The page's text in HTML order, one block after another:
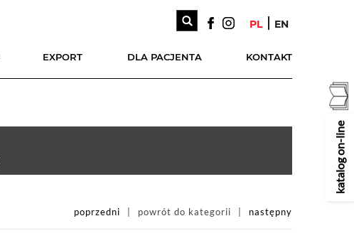
PL EN
EXPORT DLA PACJENTA KONTAKT
poprzedni powrót do kategorii następny
katalog on-line